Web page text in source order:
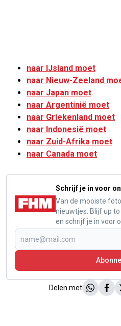
naar IJsland moet
naar Nieuw-Zeeland
naar Japan moet
naar Argentinië moet
naar Griekenland moet
naar Indonesië moet
naar Zuid-Afrika moet
naar Canada moet
Schrijf je in voor
Van de mooiste
nieuwtjes. Blijf up to
en schrijf je in voor
Delen met